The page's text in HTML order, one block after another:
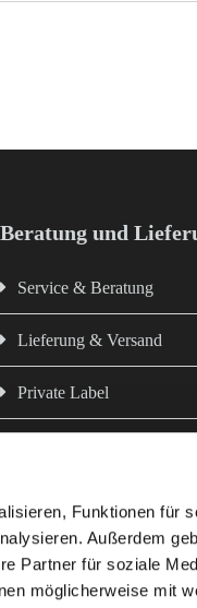
Funktionen für
Außerdem
Partner für soziale
möglicherweise mit
Beratung und
Service & Beratung
Lieferung & Versand
Private Label